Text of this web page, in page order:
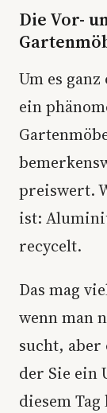
Die Vor-
Um es
ein
preiswert.
ist:
recycelt.
Das mag
wenn man
sucht,
der Sie ein
diesem